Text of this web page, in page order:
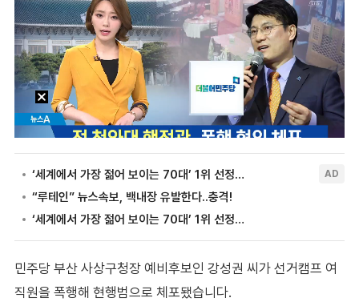
민주당 부산 사상구청장 예비후보인 강성권 씨가 선거캠프 여
직원을 폭행해 현행범으로 체포됐습니다.